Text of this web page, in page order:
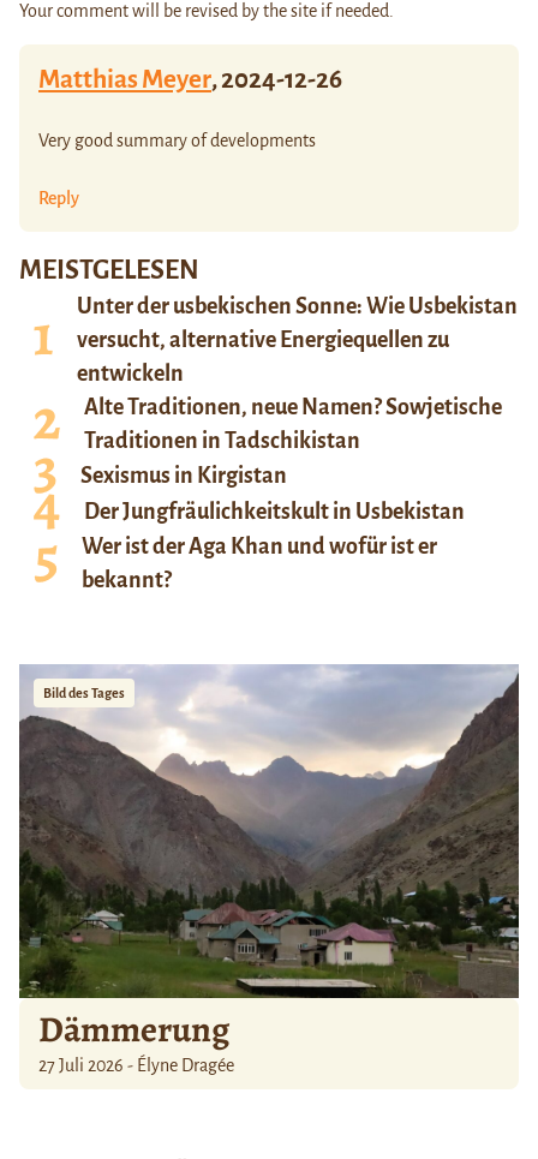
MEISTGELESEN
Unter der usbekischen Sonne: Wie Usbekistan
versucht, alternative Energiequellen zu
entwickeln
Alte Traditionen, neue Namen? Sowjetische
Traditionen in Tadschikistan
Sexismus in Kirgistan
Der Jungfräulichkeitskult in Usbekistan
Wer ist der Aga Khan und wofür ist er
bekannt?
Bild des Tages
Dämmerung
27 Juli 2026 - Élyne Dragée
Your comment will be revised by the site if needed.
Matthias Meyer,2024-12-26
Very good summary of developments
Reply